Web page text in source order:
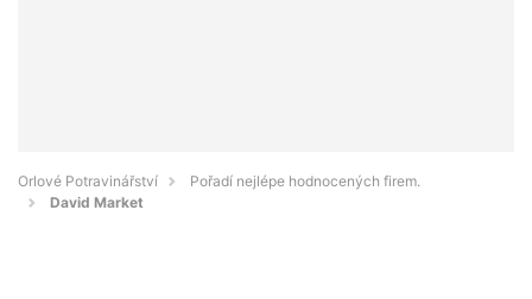
Orlové Potravinářství
Pořadí nejlépe hodnocených firem.
David Market